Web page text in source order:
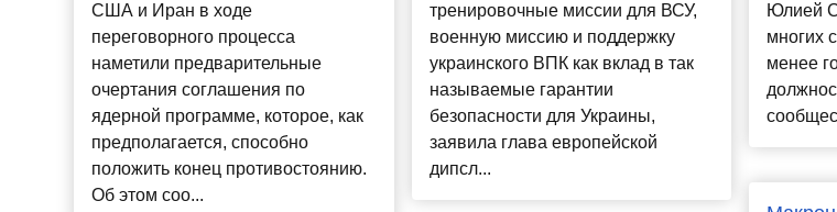
США и Иран в ходе
переговорного процесса
наметили предварительные
очертания соглашения по
ядерной программе, которое, как
предполагается, способно
положить конец противостоянию.
Об этом соо...
тренировочные миссии для ВСУ,
военную миссию и поддержку
украинского ВПК как вклад в так
называемые гарантии
безопасности для Украины,
заявила глава европейской
дипсл...
Юлией
многих
менее